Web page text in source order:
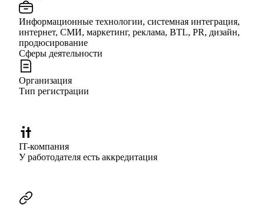
Информационные технологии, системная интеграция,
интернет, СМИ, маркетинг, реклама, BTL, PR, дизайн,
продюсирование
Сферы деятельности
Организация
Тип регистрации
IT-компания
У работодателя есть аккредитация